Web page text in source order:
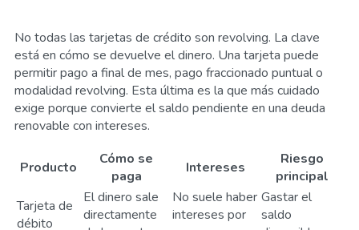
No todas las tarjetas de crédito son revolving. La clave
está en cómo se devuelve el dinero. Una tarjeta puede
permitir pago a final de mes, pago fraccionado puntual o
modalidad revolving. Esta última es la que más cuidado
exige porque convierte el saldo pendiente en una deuda
renovable con intereses.
Producto
Cómo se
paga
Intereses
Riesgo
principal
Tarjeta de
débito
El dinero sale
directamente
No suele haber
intereses por
Gastar el
saldo